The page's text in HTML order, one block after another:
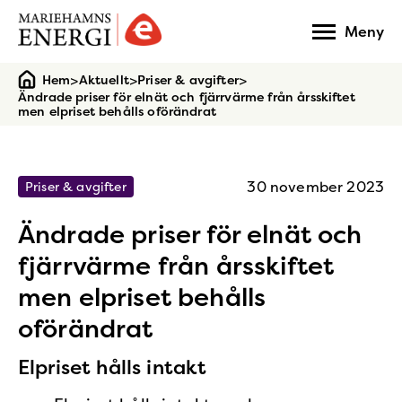
Gå
till
Meny
Hem>Aktuellt>Priser & avgifter>
Ändrade priser för elnät och fjärrvärme från årsskiftet
men elpriset behålls oförändrat
Priser & avgifter 30 november 2023
Ändrade priser för elnät och
fjärrvärme från årsskiftet
men elpriset behålls
oförändrat
Elpriset hålls intakt